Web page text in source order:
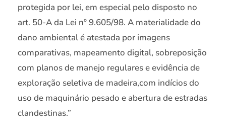
protegida por lei, em especial pelo disposto no
art. 50-A da Lei nº 9.605/98. A materialidade do
dano ambiental é atestada por imagens
comparativas, mapeamento digital, sobreposição
com planos de manejo regulares e evidência de
exploração seletiva de madeira,com indícios do
uso de maquinário pesado e abertura de estradas
clandestinas.”